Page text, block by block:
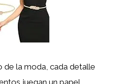
de la moda, cada detalle
juegan un papel